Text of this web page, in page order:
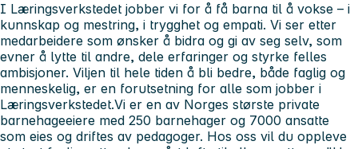
I Læringsverkstedet jobber vi for å få barna til å vokse – i
kunnskap og mestring, i trygghet og empati. Vi ser etter
medarbeidere som ønsker å bidra og gi av seg selv, som
evner å lytte til andre, dele erfaringer og styrke felles
ambisjoner. Viljen til hele tiden å bli bedre, både faglig og
menneskelig, er en forutsetning for alle som jobber i
Læringsverkstedet.Vi er en av Norges største private
barnehageeiere med 250 barnehager og 7000 ansatte
som eies og driftes av pedagoger. Hos oss vil du oppleve